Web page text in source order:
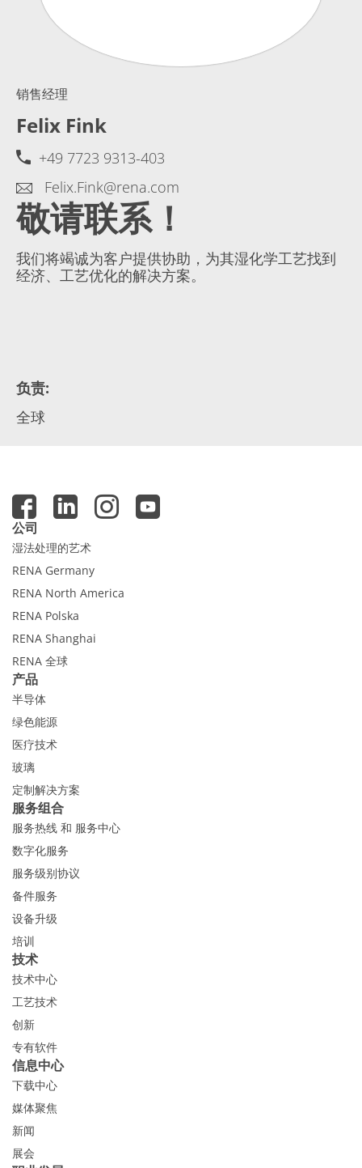
销售经理
Felix Fink
+49 7723 9313-403
Felix.Fink@rena.com
敬请联系！
我们将竭诚为客户提供协助，为其湿化学工艺找到
经济、工艺优化的解决方案。
负责:
全球
公司
湿法处理的艺术
RENA Germany
RENA North America
RENA Polska
RENA Shanghai
RENA 全球
产品
半导体
绿色能源
医疗技术
玻璃
定制解决方案
服务组合
服务热线 和 服务中心
数字化服务
服务级别协议
备件服务
设备升级
培训
技术
技术中心
工艺技术
创新
专有软件
信息中心
下载中心
媒体聚焦
新闻
展会